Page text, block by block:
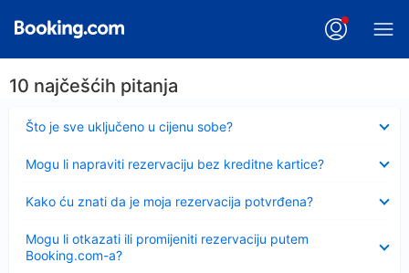
10 najčešćih pitanja
Što je sve uključeno u cijenu sobe?
Sažeto
Mogu li napraviti rezervaciju bez kreditne kartice?
Kako ću znati da je moja rezervacija potvrđena?
Mogu li otkazati ili promijeniti rezervaciju putem
Booking.com-a?